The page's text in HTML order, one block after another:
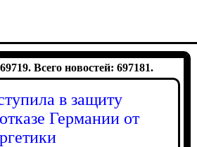
Всего новостей: 697181.
в защиту
Германии от